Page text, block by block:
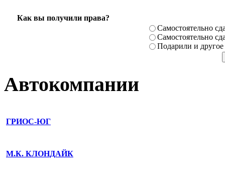
Как вы получили права?
Самостоя­тельно
Самостоя­тельно
Подарили­ и другое
Автокомпании
ГРИОС-ЮГ
М.К. КЛОНДАЙК